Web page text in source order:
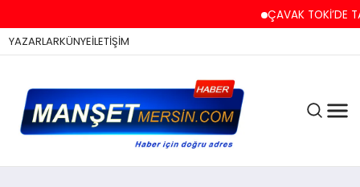
ÇAVAK TOKİ’DE TAPU
YAZARLARKÜNYEİLETİŞİM